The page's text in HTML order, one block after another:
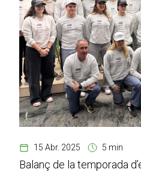
15 Abr. 2025 5 min
Balanç de la temporada